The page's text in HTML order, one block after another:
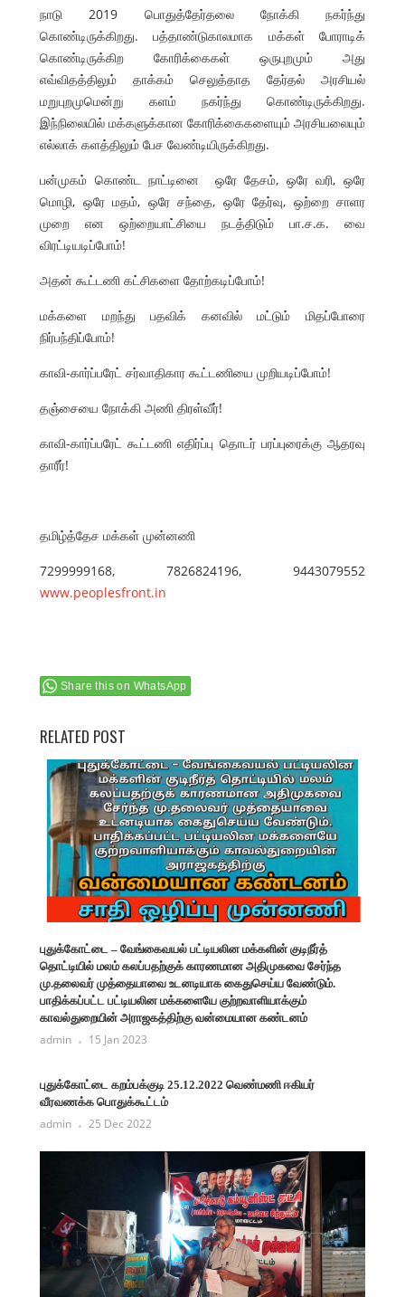
நாடு 2019 பொதுத்தேர்தலை நோக்கி நகர்ந்து
கொண்டிருக்கிறது. பத்தாண்டுகாலமாக மக்கள் போராடிக்
கொண்டிருக்கிற கோரிக்கைகள் ஒருபுறமும் அது
எவ்விதத்திலும் தாக்கம் செலுத்தாத தேர்தல் அரசியல்
மறுபுறமுமென்று களம் நகர்ந்து கொண்டிருக்கிறது.
இந்நிலையில் மக்களுக்கான கோரிக்கைகளையும் அரசியலையும்
எல்லாக் களத்திலும் பேச வேண்டியிருக்கிறது.
பன்முகம் கொண்ட நாட்டினை ஒரே தேசம், ஒரே வரி, ஒரே
மொழி, ஒரே மதம், ஒரே சந்தை, ஒரே தேர்வு, ஒற்றை சாளர
முறை என ஒற்றையாட்சியை நடத்திடும் பா.ச.க. வை
விரட்டியடிப்போம்!
அதன் கூட்டணி கட்சிகளை தோற்கடிப்போம்!
மக்களை மறந்து பதவிக் கனவில் மட்டும் மிதப்போரை
நிர்பந்திப்போம்!
காவி-கார்ப்பரேட் சர்வாதிகார கூட்டணியை முறியடிப்போம்!
தஞ்சையை நோக்கி அணி திரள்வீர்!
காவி-கார்ப்பரேட் கூட்டணி எதிர்ப்பு தொடர் பரப்புரைக்கு ஆதரவு
தாரீர்!
தமிழ்த்தேச மக்கள் முன்னணி
7299999168, 7826824196, 9443079552
www.peoplesfront.in
Share this on WhatsApp
RELATED POST
புதுக்கோட்டை – வேங்கைவயல் பட்டியலின மக்களின் குடிநீர்த்
தொட்டியில் மலம் கலப்பதற்குக் காரணமான அதிமுகவை சேர்ந்த
மு.தலைவர் முத்தையாவை உடனடியாக கைதுசெய்ய வேண்டும்.
பாதிக்கப்பட்ட பட்டியலின மக்களையே குற்றவாளியாக்கும்
காவல்துறையின் அராஜகத்திற்கு வன்மையான கண்டனம்
admin 15 Jan 2023
புதுக்கோட்டை கறம்பக்குடி 25.12.2022 வெண்மணி ஈகியர்
வீரவணக்க பொதுக்கூட்டம்
admin 25 Dec 2022